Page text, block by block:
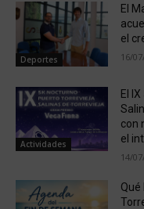
Deportes
El
el
16/
Actividades
El
con
el
14/